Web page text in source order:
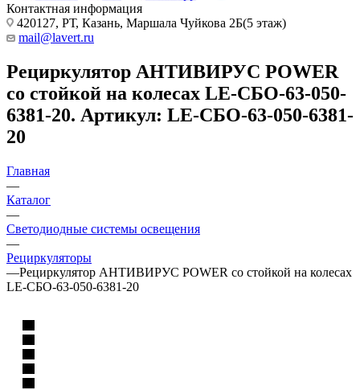
Контактная информация
420127, РТ, Казань, Маршала Чуйкова 2Б(5 этаж)
mail@lavert.ru
Рециркулятор АНТИВИРУС POWER
со стойкой на колесах LE-СБО-63-050-
6381-20. Артикул: LE-СБО-63-050-6381-
20
Главная
—
Каталог
—
Светодиодные системы освещения
—
Рециркуляторы
—Рециркулятор АНТИВИРУС POWER со стойкой на колесах
LE-СБО-63-050-6381-20